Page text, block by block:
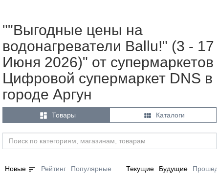
""Выгодные цены на
водонагреватели Ballu!" (3 - 17
Июня 2026)" от супермаркетов
Цифровой супермаркет DNS в
городе Аргун
 Товары  Каталоги
Новые sort Рейтинг Популярные Текущие Будущие